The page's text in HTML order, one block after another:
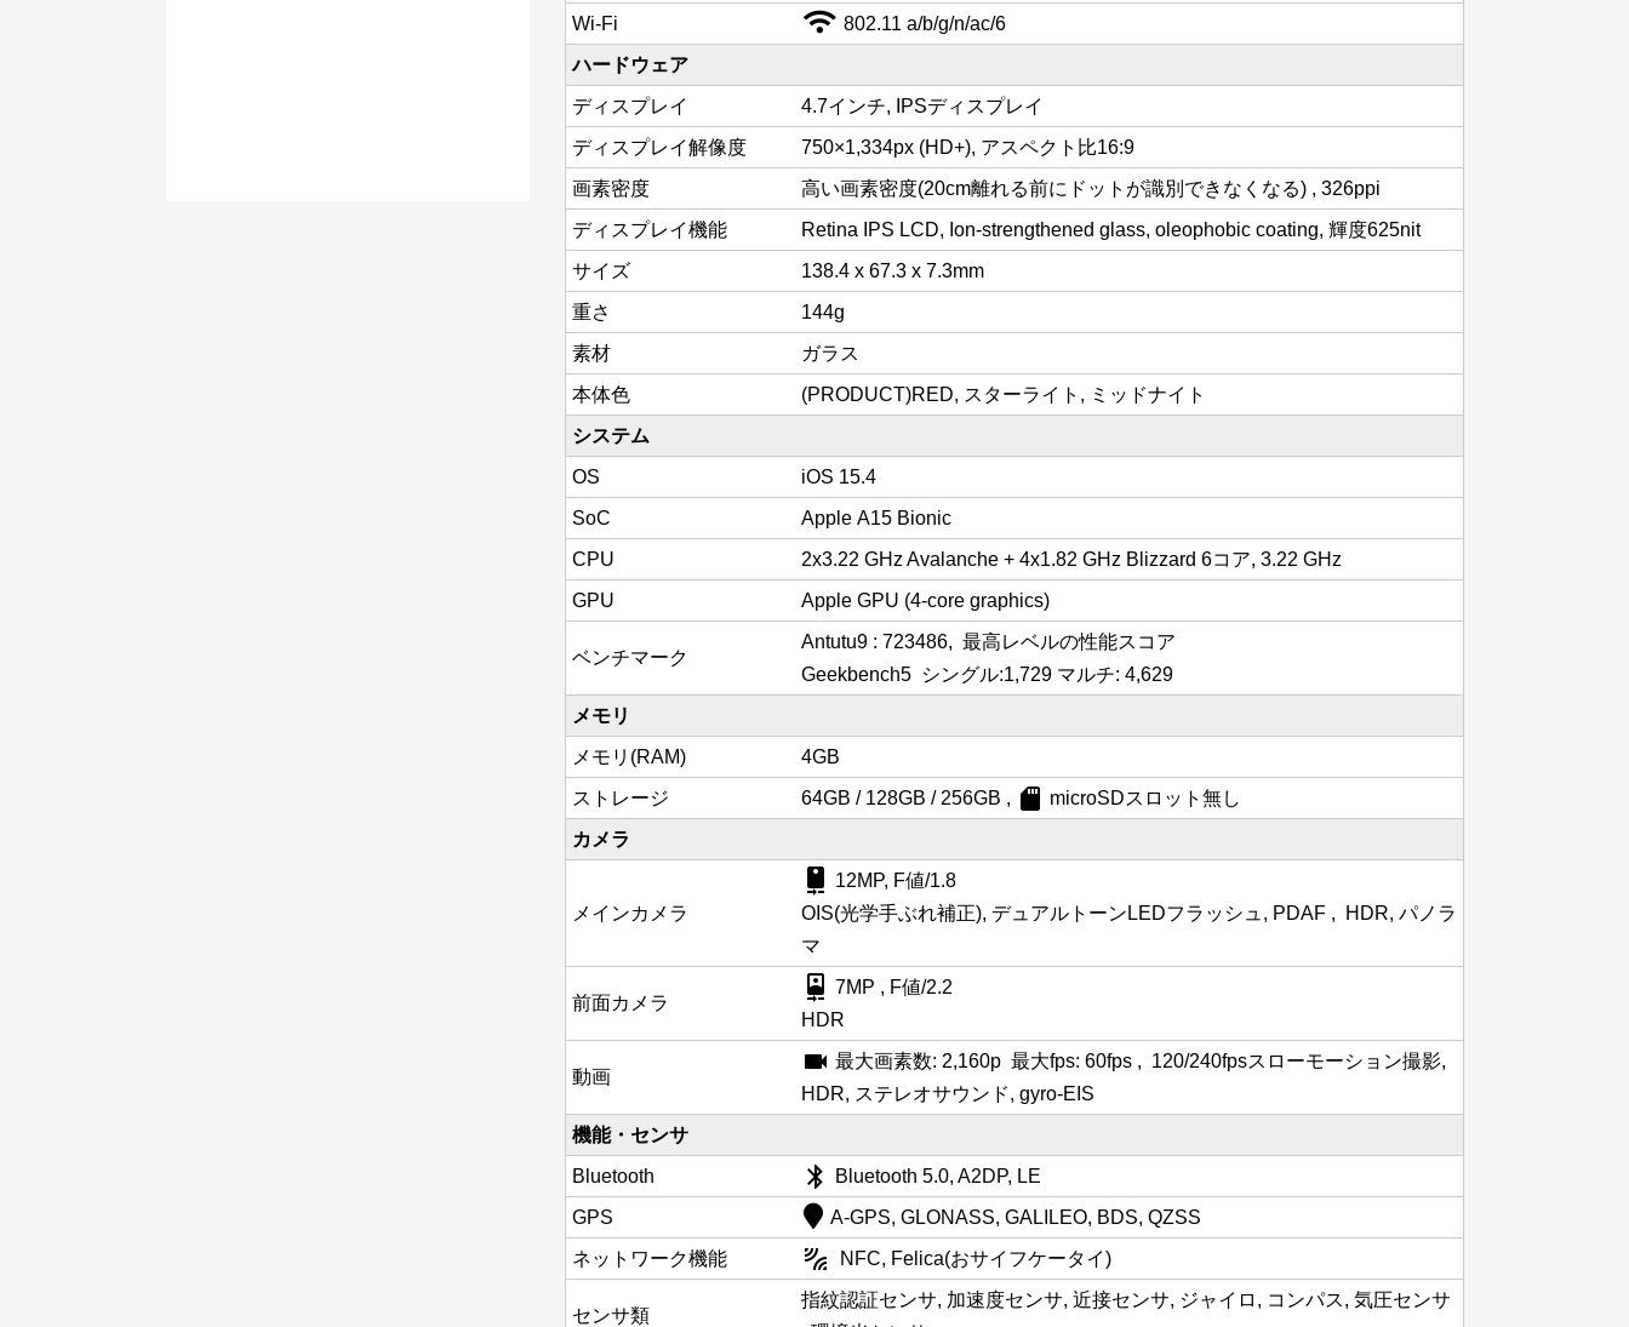
Wi-Fi
802.11 a/b/g/n/ac/6
ハードウェア
ディスプレイ
4.7インチ, IPSディスプレイ
ディスプレイ解像度
750×1,334px (HD+), アスペクト比16:9
画素密度
高い画素密度(20cm離れる前にドットが識別できなくなる) , 326ppi
ディスプレイ機能
Retina IPS LCD, Ion-strengthened glass, oleophobic coating, 輝度625nit
サイズ
138.4 x 67.3 x 7.3mm
重さ
144g
素材
ガラス
本体色
(PRODUCT)RED, スターライト, ミッドナイト
システム
OS
iOS 15.4
SoC
Apple A15 Bionic
CPU
2x3.22 GHz Avalanche + 4x1.82 GHz Blizzard 6コア, 3.22 GHz
GPU
Apple GPU (4-core graphics)
ベンチマーク
Antutu9 : 723486, 最高レベルの性能スコア
Geekbench5 シングル:1,729 マルチ: 4,629
メモリ
メモリ(RAM)
4GB
ストレージ
64GB / 128GB / 256GB , sd_card microSDスロット無し
カメラ
メインカメラ
camera_rear 12MP, F値/1.8
OIS(光学手ぶれ補正), デュアルトーンLEDフラッシュ, PDAF , HDR, パノラ
マ
前面カメラ
camera_front 7MP , F値/2.2
HDR
動画
videocam 最大画素数: 2,160p 最大fps: 60fps , 120/240fpsスローモーション撮影,
HDR, ステレオサウンド, gyro-EIS
機能・センサ
Bluetooth
bluetooth
Bluetooth 5.0, A2DP, LE
GPS
A-GPS, GLONASS, GALILEO, BDS, QZSS
ネットワーク機能
leak_add NFC, Felica(おサイフケータイ)
センサ類
指紋認証センサ, 加速度センサ, 近接センサ, ジャイロ, コンパス, 気圧センサ